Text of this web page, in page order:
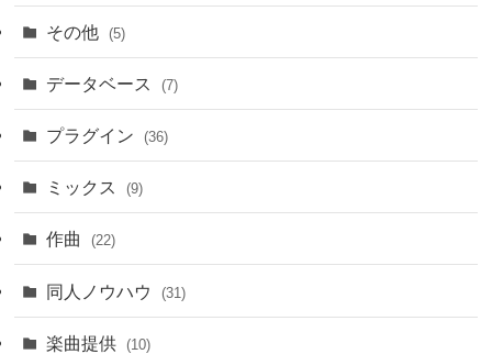
その他 (5)
データベース (7)
プラグイン (36)
ミックス (9)
作曲 (22)
同人ノウハウ (31)
楽曲提供 (10)